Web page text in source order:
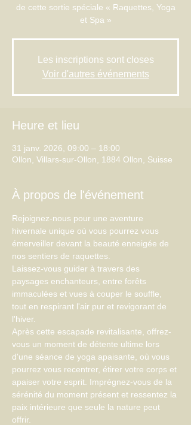
de cette sortie spéciale « Raquettes, Yoga
et Spa »
Les inscriptions sont closes
Voir d'autres événements
Heure et lieu
31 janv. 2026, 09:00 – 18:00
Ollon, Villars-sur-Ollon, 1884 Ollon, Suisse
À propos de l'événement
Rejoignez-nous pour une aventure
hivernale unique où vous pourrez vous
émerveiller devant la beauté enneigée de
nos sentiers de raquettes.
Laissez-vous guider à travers des
paysages enchanteurs, entre forêts
immaculées et vues à couper le souffle,
tout en respirant l'air pur et revigorant de
l'hiver.
Après cette escapade revitalisante, offrez-
vous un moment de détente ultime lors
d'une séance de yoga apaisante, où vous
pourrez vous recentrer, étirer votre corps et
apaiser votre esprit. Imprégnez-vous de la
sérénité du moment présent et ressentez la
paix intérieure que seule la nature peut
offrir.